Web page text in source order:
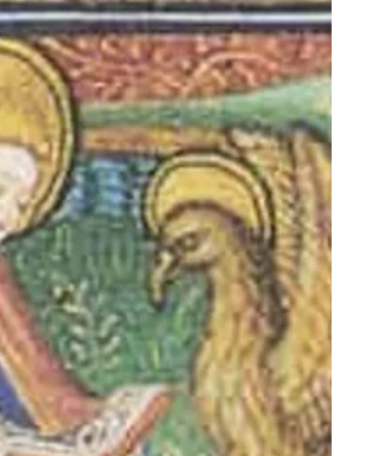
autre meuble, notamment une table et une
escabelle. Les images…